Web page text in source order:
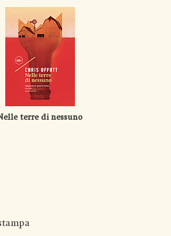
terre di nessuno